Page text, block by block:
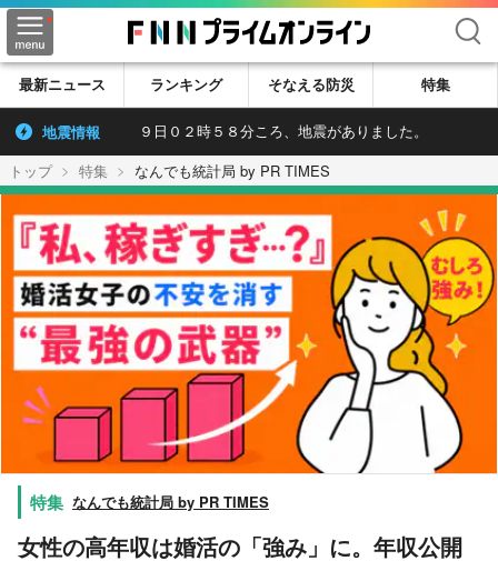
検索
最新ニュース ランキング そなえる防災 特集
地震情報 ９日０２時５８分ころ、地震がありました。
トップ 特集 なんでも統計局 by PR TIMES
なんでも統計局 by PR TIMES
女性の高年収は婚活の「強み」に。年収公開